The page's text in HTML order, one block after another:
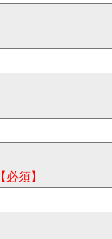
【必須】